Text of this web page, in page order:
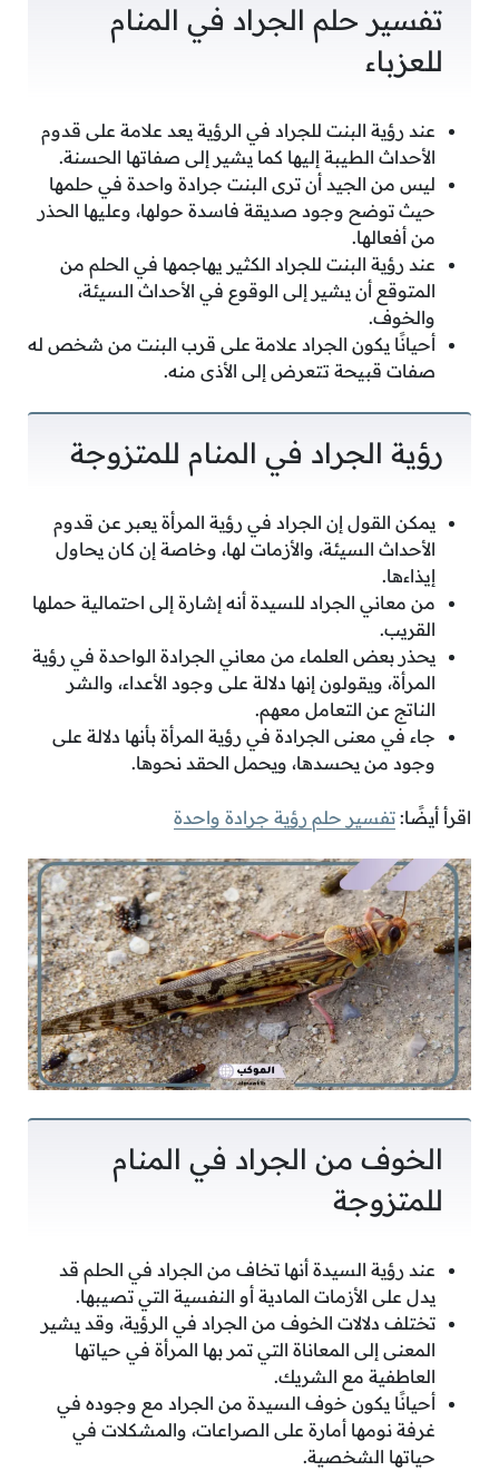
تفسير حلم الجراد في المنام
للعزباء
عند رؤية البنت للجراد في الرؤية يعد علامة على قدوم
الأحداث الطيبة إليها كما يشير إلى صفاتها الحسنة.
ليس من الجيد أن ترى البنت جرادة واحدة في حلمها
حيث توضح وجود صديقة فاسدة حولها، وعليها الحذر
من أفعالها.
عند رؤية البنت للجراد الكثير يهاجمها في الحلم من
المتوقع أن يشير إلى الوقوع في الأحداث السيئة،
والخوف.
أحيانًا يكون الجراد علامة على قرب البنت من شخص له
صفات قبيحة تتعرض إلى الأذى منه.
رؤية الجراد في المنام للمتزوجة
يمكن القول إن الجراد في رؤية المرأة يعبر عن قدوم
الأحداث السيئة، والأزمات لها، وخاصة إن كان يحاول
إيذاءها.
من معاني الجراد للسيدة أنه إشارة إلى احتمالية حملها
القريب.
يحذر بعض العلماء من معاني الجرادة الواحدة في رؤية
المرأة، ويقولون إنها دلالة على وجود الأعداء، والشر
الناتج عن التعامل معهم.
جاء في معنى الجرادة في رؤية المرأة بأنها دلالة على
وجود من يحسدها، ويحمل الحقد نحوها.
اقرأ أيضًا: تفسير حلم رؤية جرادة واحدة
الخوف من الجراد في المنام
للمتزوجة
عند رؤية السيدة أنها تخاف من الجراد في الحلم قد
يدل على الأزمات المادية أو النفسية التي تصيبها.
تختلف دلالات الخوف من الجراد في الرؤية، وقد يشير
المعنى إلى المعاناة التي تمر بها المرأة في حياتها
العاطفية مع الشريك.
أحيانًا يكون خوف السيدة من الجراد مع وجوده في
غرفة نومها أمارة على الصراعات، والمشكلات في
حياتها الشخصية.